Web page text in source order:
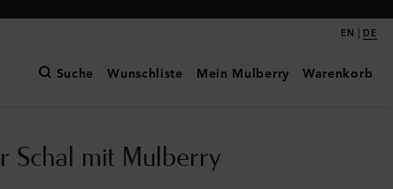
EN | DE
Suche Wunschliste Mein Mulberry Warenkorb
Schal mit Mulberry